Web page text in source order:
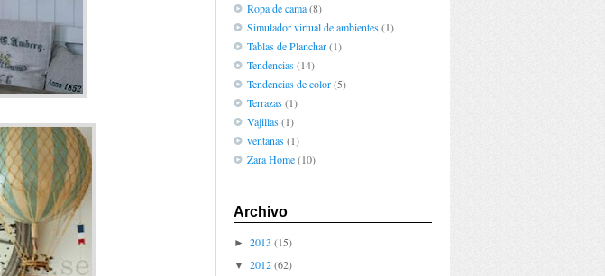
Ropa de cama(8)
Simulador virtual de ambientes(1)
Tablas de Planchar(1)
Tendencias(14)
Tendencias de color(5)
Terrazas(1)
Vajillas(1)
ventanas(1)
Zara Home(10)
Archivo
► 2013 (15)
▼ 2012(62)